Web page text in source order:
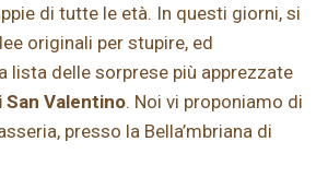
di tutte le età. In questi giorni, si
originali per stupire, ed
lista delle sorprese più apprezzate
San Valentino. Noi vi proponiamo di
presso la Bella’mbriana di